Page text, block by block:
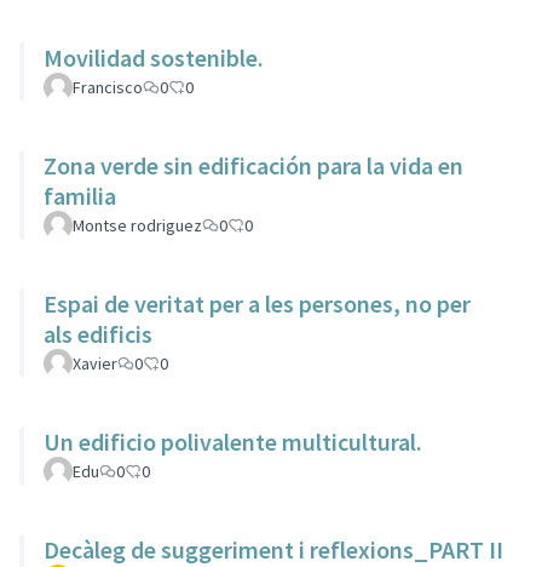
Movilidad sostenible.
Francisco 0 0
Zona verde sin edificación para la vida en
familia
Montse rodriguez 0 0
Espai de veritat per a les persones, no per
als edificis
Xavier 0 0
Un edificio polivalente multicultural.
Edu 0 0
Decàleg de suggeriment i reflexions_PART II